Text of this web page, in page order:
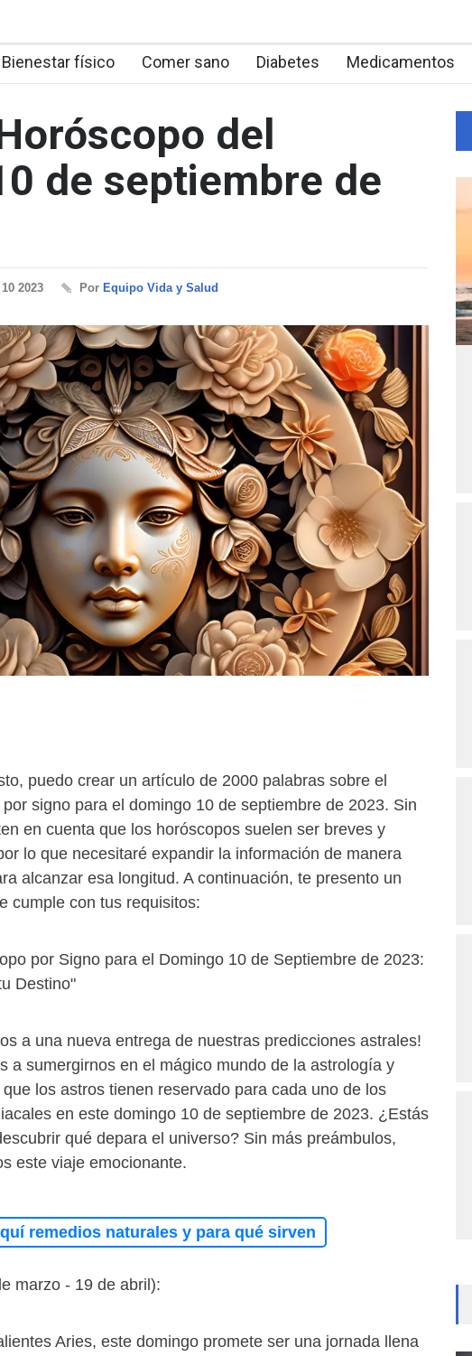
Bienestar físico Comer sano Diabetes Medicamentos
del
de septiembre de
2023 Por Equipo Vida y Salud
puedo crear un artículo de 2000 palabras sobre el
por signo para el domingo 10 de septiembre de 2023. Sin
en cuenta que los horóscopos suelen ser breves y
lo que necesitaré expandir la información de manera
alcanzar esa longitud. A continuación, te presento un
cumple con tus requisitos:
por Signo para el Domingo 10 de Septiembre de 2023:
Destino"
a una nueva entrega de nuestras predicciones astrales!
a sumergirnos en el mágico mundo de la astrología y
los astros tienen reservado para cada uno de los
en este domingo 10 de septiembre de 2023. ¿Estás
qué depara el universo? Sin más preámbulos,
este viaje emocionante.
remedios naturales y para qué sirven
marzo - 19 de abril):
Aries, este domingo promete ser una jornada llena